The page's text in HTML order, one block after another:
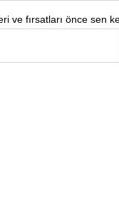
ve fırsatları önce sen